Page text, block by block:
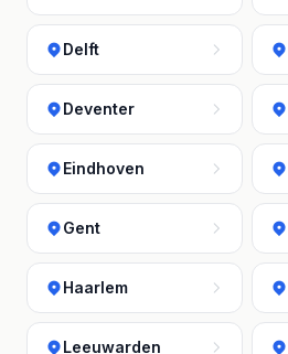
Delft
Deventer
Eindhoven
Gent
Haarlem
Leeuwarden